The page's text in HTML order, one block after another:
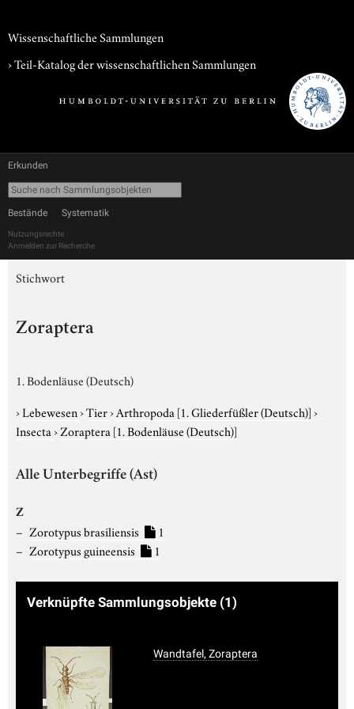
Wissenschaftliche Sammlungen
› Teil-Katalog der wissenschaftlichen Sammlungen
Erkunden
Bestände Systematik
Nutzungsrechte
Anmelden zur Recherche
Stichwort
Zoraptera
1. Bodenläuse (Deutsch)
›Lebewesen›Tier›Arthropoda [1. Gliederfüßler (Deutsch)]›
Insecta›Zoraptera [1. Bodenläuse (Deutsch)]
Alle Unterbegriffe (Ast)
Z
Zorotypus brasiliensis
1
Zorotypus guineensis
1
Verknüpfte Sammlungsobjekte (1)
Wandtafel, Zoraptera